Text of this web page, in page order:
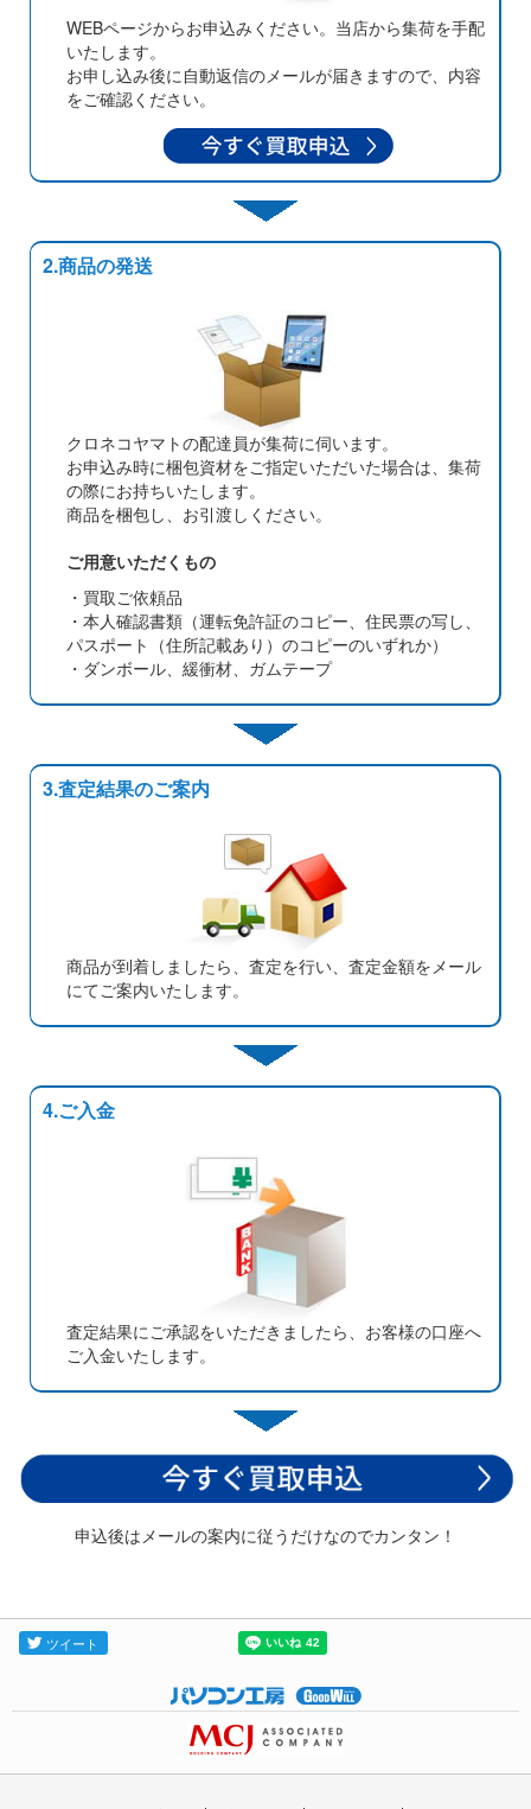
WEBページからお申込みください。当店から集荷を手配
いたします。
お申し込み後に自動返信のメールが届きますので、内容
をご確認ください。
2.商品の発送
クロネコヤマトの配達員が集荷に伺います。
お申込み時に梱包資材をご指定いただいた場合は、集荷
の際にお持ちいたします。
商品を梱包し、お引渡しください。
ご用意いただくもの
・買取ご依頼品
・本人確認書類（運転免許証のコピー、住民票の写し、
パスポート（住所記載あり）のコピーのいずれか）
・ダンボール、緩衝材、ガムテープ
3.査定結果のご案内
商品が到着しましたら、査定を行い、査定金額をメール
にてご案内いたします。
4.ご入金
査定結果にご承認をいただきましたら、お客様の口座へ
ご入金いたします。
申込後はメールの案内に従うだけなのでカンタン！